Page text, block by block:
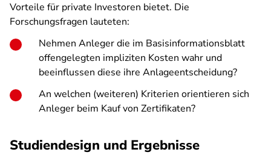
Vorteile für private Investoren bietet. Die
Forschungsfragen lauteten:
Nehmen Anleger die im Basisinformationsblatt
offengelegten impliziten Kosten wahr und
beeinflussen diese ihre Anlageentscheidung?
An welchen (weiteren) Kriterien orientieren sich
Anleger beim Kauf von Zertifikaten?
Studiendesign und Ergebnisse